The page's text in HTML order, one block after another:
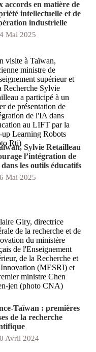
accords en matière de
intellectuelle et de
industrielle
Mai 2025
Sylvie Retailleau
l’intégration de
les outils éducatifs
Mai 2025
Taïwan : premières
de la recherche
Avril 2024